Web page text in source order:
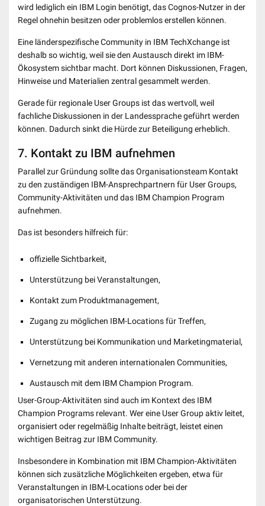
wird lediglich ein IBM Login benötigt, das Cognos-Nutzer in der
Regel ohnehin besitzen oder problemlos erstellen können.
Eine länderspezifische Community in IBM TechXchange ist
deshalb so wichtig, weil sie den Austausch direkt im IBM-
Ökosystem sichtbar macht. Dort können Diskussionen, Fragen,
Hinweise und Materialien zentral gesammelt werden.
Gerade für regionale User Groups ist das wertvoll, weil
fachliche Diskussionen in der Landessprache geführt werden
können. Dadurch sinkt die Hürde zur Beteiligung erheblich.
7. Kontakt zu IBM aufnehmen
Parallel zur Gründung sollte das Organisationsteam Kontakt
zu den zuständigen IBM-Ansprechpartnern für User Groups,
Community-Aktivitäten und das IBM Champion Program
aufnehmen.
Das ist besonders hilfreich für:
offizielle Sichtbarkeit,
Unterstützung bei Veranstaltungen,
Kontakt zum Produktmanagement,
Zugang zu möglichen IBM-Locations für Treffen,
Unterstützung bei Kommunikation und Marketingmaterial,
Vernetzung mit anderen internationalen Communities,
Austausch mit dem IBM Champion Program.
User-Group-Aktivitäten sind auch im Kontext des IBM
Champion Programs relevant. Wer eine User Group aktiv leitet,
organisiert oder regelmäßig Inhalte beiträgt, leistet einen
wichtigen Beitrag zur IBM Community.
Insbesondere in Kombination mit IBM Champion-Aktivitäten
können sich zusätzliche Möglichkeiten ergeben, etwa für
Veranstaltungen in IBM-Locations oder bei der
organisatorischen Unterstützung.